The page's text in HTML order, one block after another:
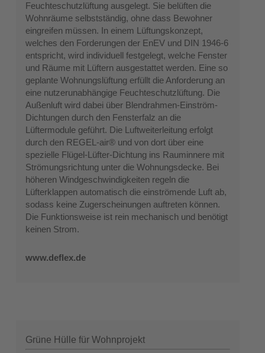
Feuchteschutzlüftung ausgelegt. Sie belüften die
Wohnräume selbstständig, ohne dass Bewohner
eingreifen müssen. In einem Lüftungskonzept,
welches den Forderungen der EnEV und DIN 1946-6
entspricht, wird individuell festgelegt, welche Fenster
und Räume mit Lüftern ausgestattet werden. Eine so
geplante Wohnungslüftung erfüllt die Anforderung an
eine nutzerunabhängige Feuchteschutzlüftung. Die
Außenluft wird dabei über Blendrahmen-Einström-
Dichtungen durch den Fensterfalz an die
Lüftermodule geführt. Die Luftweiterleitung erfolgt
durch den REGEL-air® und von dort über eine
spezielle Flügel-Lüfter-Dichtung ins Rauminnere mit
Strömungsrichtung unter die Wohnungsdecke. Bei
höheren Windgeschwindigkeiten regeln die
Lüfterklappen automatisch die einströmende Luft ab,
sodass keine Zugerscheinungen auftreten können.
Die Funktionsweise ist rein mechanisch und benötigt
keinen Strom.
www.deflex.de
Grüne Hülle für Wohnprojekt